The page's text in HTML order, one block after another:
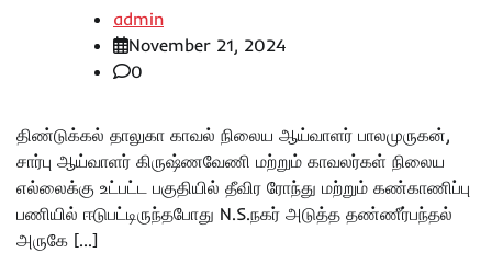
admin
November 21, 2024
0
திண்டுக்கல் தாலுகா காவல் நிலைய ஆய்வாளர் பாலமுருகன்,
சார்பு ஆய்வாளர் கிருஷ்ணவேணி மற்றும் காவலர்கள் நிலைய
எல்லைக்கு உட்பட்ட பகுதியில் தீவிர ரோந்து மற்றும் கண்காணிப்பு
பணியில் ஈடுபட்டிருந்தபோது N.S.நகர் அடுத்த தண்ணீர்பந்தல்
அருகே […]